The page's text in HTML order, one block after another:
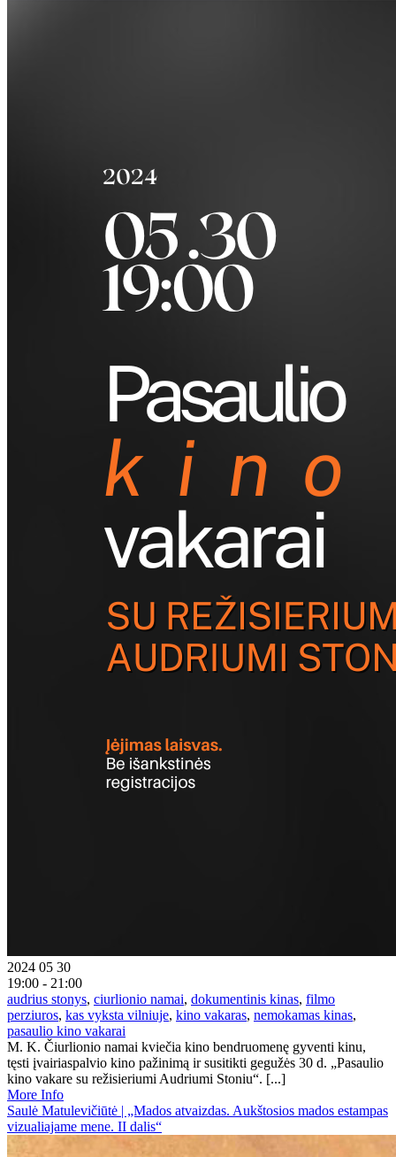
2024 05 30
19:00 - 21:00
audrius stonys, ciurlionio namai, dokumentinis kinas, filmo
perziuros, kas vyksta vilniuje, kino vakaras, nemokamas kinas,
pasaulio kino vakarai
M. K. Čiurlionio namai kviečia kino bendruomenę gyventi kinu,
tęsti įvairiaspalvio kino pažinimą ir susitikti gegužės 30 d. „Pasaulio
kino vakare su režisieriumi Audriumi Stoniu“. [...]
More Info
Saulė Matulevičiūtė | „Mados atvaizdas. Aukštosios mados estampas
vizualiajame mene. II dalis“